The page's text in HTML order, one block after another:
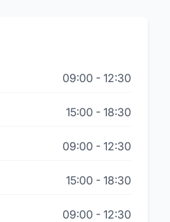
09:00 - 12:30
15:00 - 18:30
09:00 - 12:30
15:00 - 18:30
09:00 - 12:30